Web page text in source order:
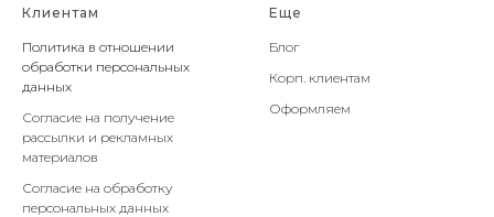
Клиентам
Политика в отношении
обработки персональных
данных
Согласие на получение
рассылки и рекламных
материалов
Согласие на обработку
персональных данных
Еще
Блог
Корп. клиентам
Оформляем